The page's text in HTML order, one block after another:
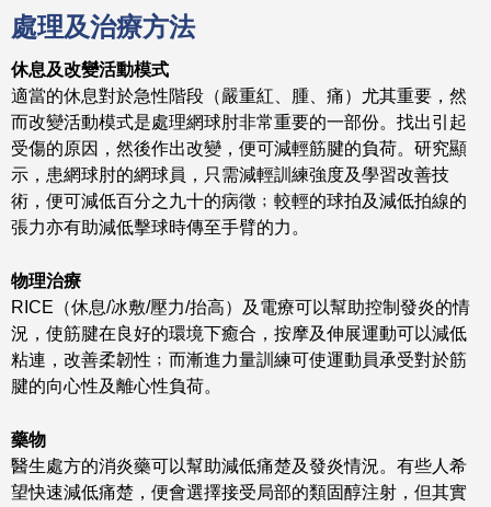
處理及治療方法
休息及改變活動模式
適當的休息對於急性階段（嚴重紅、腫、痛）尤其重要，然
而改變活動模式是處理網球肘非常重要的一部份。找出引起
受傷的原因，然後作出改變，便可減輕筋腱的負荷。研究顯
示，患網球肘的網球員，只需減輕訓練強度及學習改善技
術，便可減低百分之九十的病徵﹔較輕的球拍及減低拍線的
張力亦有助減低擊球時傳至手臂的力。
物理治療
RICE（休息/冰敷/壓力/抬高）及電療可以幫助控制發炎的情
況，使筋腱在良好的環境下癒合，按摩及伸展運動可以減低
粘連，改善柔韌性﹔而漸進力量訓練可使運動員承受對於筋
腱的向心性及離心性負荷。
藥物
醫生處方的消炎藥可以幫助減低痛楚及發炎情況。有些人希
望快速減低痛楚，便會選擇接受局部的類固醇注射，但其實